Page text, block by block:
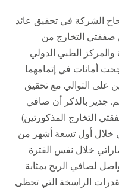
الشركة في تحقيق عائد
صفقتي التخارج من
الطبي الدولي
أمانات في إتمامهما
على التوالي مع تحقيق
. جدير بالذكر أن صافي
التخارج المذكورتين)
خلال أول تسعة أشهر من
خلال نفس الفترة
لصافي الربح بمثابة
الراسخة التي تحظى